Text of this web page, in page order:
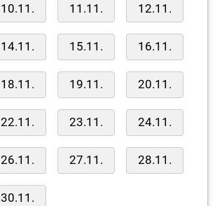
10.11. 11.11. 12.11.
14.11. 15.11. 16.11.
18.11. 19.11. 20.11.
22.11. 23.11. 24.11.
26.11. 27.11. 28.11.
30.11.